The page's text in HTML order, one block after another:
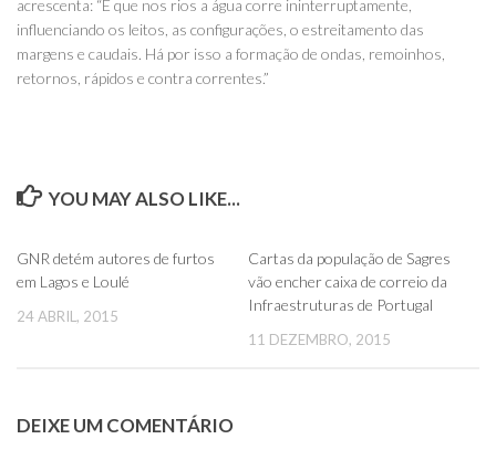
acrescenta: “É que nos rios a água corre ininterruptamente,
influenciando os leitos, as configurações, o estreitamento das
margens e caudais. Há por isso a formação de ondas, remoinhos,
retornos, rápidos e contra correntes.”
YOU MAY ALSO LIKE...
GNR detém autores de furtos
em Lagos e Loulé
24 ABRIL, 2015
Cartas da população de Sagres
vão encher caixa de correio da
Infraestruturas de Portugal
11 DEZEMBRO, 2015
DEIXE UM COMENTÁRIO